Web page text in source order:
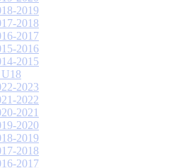
2019
2018
2017
2016
2015
2023
2022
2021
2020
2019
2018
2017